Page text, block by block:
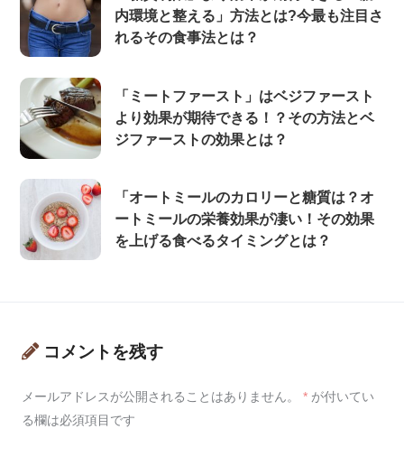
内環境と整える」方法とは?今最も注目さ
れるその食事法とは？
「ミートファースト」はベジファースト
より効果が期待できる！？その方法とベ
ジファーストの効果とは？
「オートミールのカロリーと糖質は？オ
ートミールの栄養効果が凄い！その効果
を上げる食べるタイミングとは？
コメントを残す
メールアドレスが公開されることはありません。 * が付いてい
る欄は必須項目です